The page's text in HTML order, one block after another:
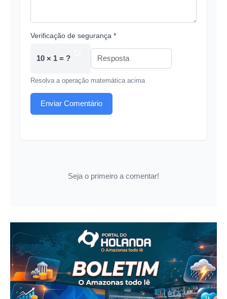
Verificação de segurança *
10 × 1 = ?
Resolva a operação matemática acima
Enviar Comentário
Seja o primeiro a comentar!